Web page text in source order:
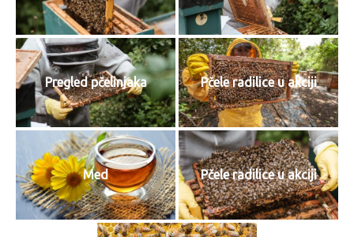
Pregled pčelinjaka Pčele radilice u akciji
Med Pčele radilice u akciji